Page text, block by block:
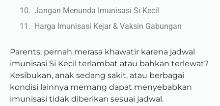
Jangan Menunda Imunisasi Si Kecil
Harga Imunisasi Kejar & Vaksin Gabungan
Parents, pernah merasa khawatir karena jadwal
imunisasi Si Kecil terlambat atau bahkan terlewat?
Kesibukan, anak sedang sakit, atau berbagai
kondisi lainnya memang dapat menyebabkan
imunisasi tidak diberikan sesuai jadwal.